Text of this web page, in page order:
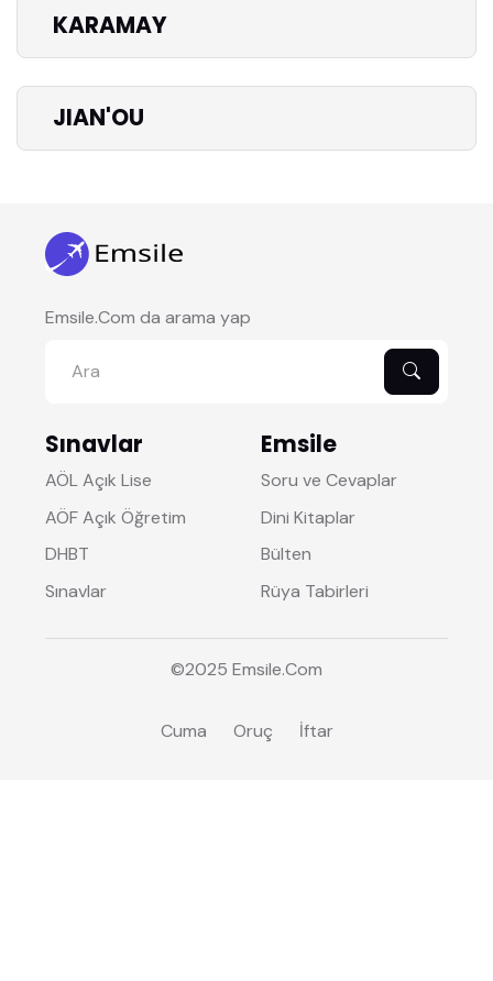
KARAMAY
JIAN'OU
Emsile.Com da arama yap
Sınavlar
AÖL Açık Lise
AÖF Açık Öğretim
DHBT
Sınavlar
Emsile
Soru ve Cevaplar
Dini Kitaplar
Bülten
Rüya Tabirleri
©2025 Emsile.Com
Cuma Oruç İftar